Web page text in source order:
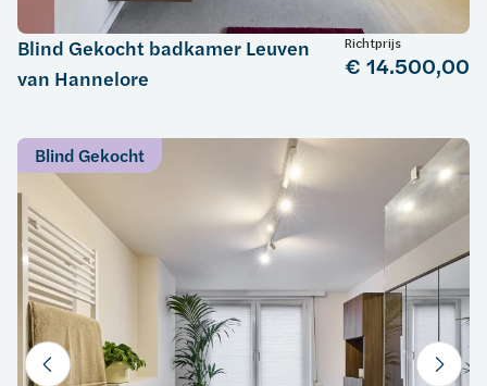
Blind Gekocht badkamer Leuven
van Hannelore
Richtprijs
€ 14.500,00
Blind Gekocht